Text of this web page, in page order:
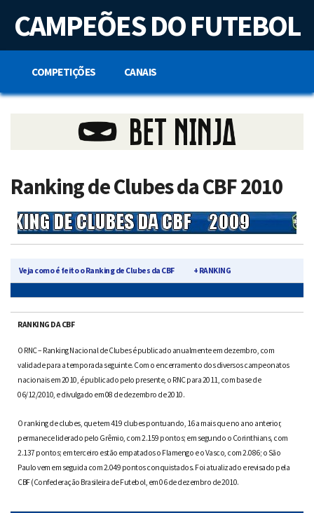
t
n
CAMPEÕES DO FUTEBOL
COMPETIÇÕES CANAIS
Ranking de Clubes da CBF 2010
Veja como é feito o Ranking de Clubes da CBF + RANKING
RANKING DA CBF
O RNC – Ranking Nacional de Clubes é publicado anualmente em dezembro, com
validade para a temporada seguinte. Com o encerramento dos diversos campeonatos
nacionais em 2010, é publicado pelo presente, o RNC para 2011, com base de
06/12/2010, e divulgado em 08 de dezembro de 2010.
O ranking de clubes, que tem 419 clubes pontuando, 16 a mais que no ano anterior,
permanece liderado pelo Grêmio, com 2.159 pontos; em segundo o Corinthians, com
2.137 pontos; em terceiro estão empatados o Flamengo e o Vasco, com 2.086; o São
Paulo vem em seguida com 2.049 pontos conquistados. Foi atualizado e revisado pela
CBF (Confederação Brasileira de Futebol, em 06 de dezembro de 2010.